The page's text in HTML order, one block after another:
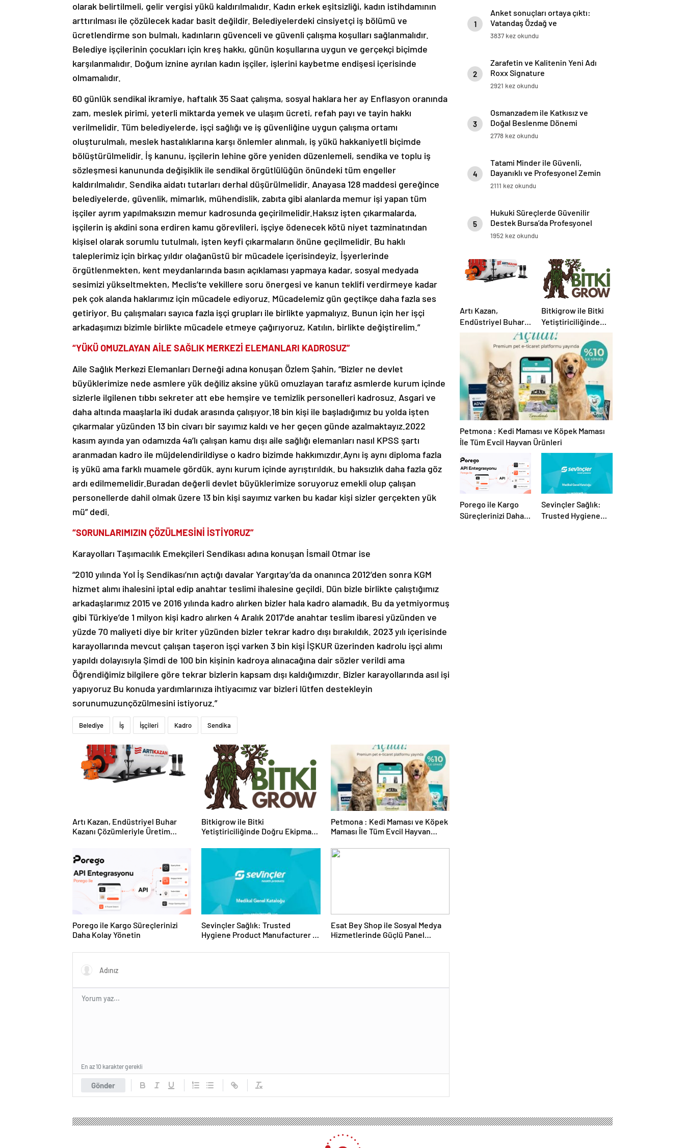
olarak belirtilmeli, gelir vergisi yükü kaldırılmalıdır. Kadın erkek eşitsizliği, kadın istihdamının
arttırılması ile çözülecek kadar basit değildir. Belediyelerdeki cinsiyetçi iş bölümü ve
ücretlendirme son bulmalı, kadınların güvenceli ve güvenli çalışma koşulları sağlanmalıdır.
Belediye işçilerinin çocukları için kreş hakkı, günün koşullarına uygun ve gerçekçi biçimde
karşılanmalıdır. Doğum iznine ayrılan kadın işçiler, işlerini kaybetme endişesi içerisinde
olmamalıdır.
60 günlük sendikal ikramiye, haftalık 35 Saat çalışma, sosyal haklara her ay Enflasyon oranında
zam, meslek pirimi, yeterli miktarda yemek ve ulaşım ücreti, refah payı ve tayin hakkı
verilmelidir. Tüm belediyelerde, işçi sağlığı ve iş güvenliğine uygun çalışma ortamı
oluşturulmalı, meslek hastalıklarına karşı önlemler alınmalı, iş yükü hakkaniyetli biçimde
bölüştürülmelidir. İş kanunu, işçilerin lehine göre yeniden düzenlemeli, sendika ve toplu iş
sözleşmesi kanununda değişiklik ile sendikal örgütlülüğün önündeki tüm engeller
kaldırılmalıdır. Sendika aidatı tutarları derhal düşürülmelidir. Anayasa 128 maddesi gereğince
belediyelerde, güvenlik, mimarlık, mühendislik, zabıta gibi alanlarda memur işi yapan tüm
işçiler ayrım yapılmaksızın memur kadrosunda geçirilmelidir.Haksız işten çıkarmalarda,
işçilerin iş akdini sona erdiren kamu görevlileri, işçiye ödenecek kötü niyet tazminatından
kişisel olarak sorumlu tutulmalı, işten keyfi çıkarmaların önüne geçilmelidir. Bu haklı
taleplerimiz için birkaç yıldır olağanüstü bir mücadele içerisindeyiz. İşyerlerinde
örgütlenmekten, kent meydanlarında basın açıklaması yapmaya kadar, sosyal medyada
sesimizi yükseltmekten, Meclis’te vekillere soru önergesi ve kanun teklifi verdirmeye kadar
pek çok alanda haklarımız için mücadele ediyoruz. Mücadelemiz gün geçtikçe daha fazla ses
getiriyor. Bu çalışmaları sayıca fazla işçi grupları ile birlikte yapmalıyız. Bunun için her işçi
arkadaşımızı bizimle birlikte mücadele etmeye çağırıyoruz, Katılın, birlikte değiştirelim.”
“YÜKÜ OMUZLAYAN AİLE SAĞLIK MERKEZİ ELEMANLARI KADROSUZ”
Aile Sağlık Merkezi Elemanları Derneği adına konuşan Özlem Şahin, “Bizler ne devlet
büyüklerimize nede asmlere yük değiliz aksine yükü omuzlayan tarafız asmlerde kurum içinde
sizlerle ilgilenen tıbbı sekreter att ebe hemşire ve temizlik personelleri kadrosuz. Asgari ve
daha altında maaşlarla iki dudak arasında çalışıyor.18 bin kişi ile başladığımız bu yolda işten
çıkarmalar yüzünden 13 bin civarı bir sayımız kaldı ve her geçen günde azalmaktayız.2022
kasım ayında yan odamızda 4a’lı çalışan kamu dışı aile sağlığı elemanları nasıl KPSS şartı
aranmadan kadro ile müjdelendirildiyse o kadro bizimde hakkımızdır.Aynı iş aynı diploma fazla
iş yükü ama farklı muamele gördük. aynı kurum içinde ayrıştırıldık. bu haksızlık daha fazla göz
ardı edilmemelidir.Buradan değerli devlet büyüklerimize soruyoruz emekli olup çalışan
personellerde dahil olmak üzere 13 bin kişi sayımız varken bu kadar kişi sizler gerçekten yük
mü” dedi.
“SORUNLARIMIZIN ÇÖZÜLMESİNİ İSTİYORUZ”
Karayolları Taşımacılık Emekçileri Sendikası adına konuşan İsmail Otmar ise
“2010 yılında Yol İş Sendikası’nın açtığı davalar Yargıtay’da da onanınca 2012’den sonra KGM
hizmet alımı ihalesini iptal edip anahtar teslimi ihalesine geçildi. Dün bizle birlikte çalıştığımız
arkadaşlarımız 2015 ve 2016 yılında kadro alırken bizler hala kadro alamadık. Bu da yetmiyormuş
gibi Türkiye’de 1 milyon kişi kadro alırken 4 Aralık 2017’de anahtar teslim ibaresi yüzünden ve
yüzde 70 maliyeti diye bir kriter yüzünden bizler tekrar kadro dışı bırakıldık. 2023 yılı içerisinde
karayollarında mevcut çalışan taşeron işçi varken 3 bin kişi İŞKUR üzerinden kadrolu işçi alımı
yapıldı dolayısıyla Şimdi de 100 bin kişinin kadroya alınacağına dair sözler verildi ama
Öğrendiğimiz bilgilere göre tekrar bizlerin kapsam dışı kaldığımızdır. Bizler karayollarında asıl işi
yapıyoruz Bu konuda yardımlarınıza ihtiyacımız var bizleri lütfen destekleyin
sorunumuzunçözülmesini istiyoruz.”
Belediye İş İşçileri Kadro Sendika
Artı Kazan, Endüstriyel Buhar
Kazanı Çözümleriyle Üretim
Bitkigrow ile Bitki
Yetiştiriciliğinde Doğru Ekipman
Petmona : Kedi Maması ve Köpek
Maması İle Tüm Evcil Hayvan
Porego ile Kargo Süreçlerinizi
Daha Kolay Yönetin
Sevinçler Sağlık: Trusted
Hygiene Product Manufacturer in
Esat Bey Shop ile Sosyal Medya
Hizmetlerinde Güçlü Panel
Gönder
En az 10 karakter gerekli
1
Anket sonuçları ortaya çıktı:
Vatandaş Özdağ ve
İmamoğlu’nun tutuklanmasını
3837 kez okundu
2
Zarafetin ve Kalitenin Yeni Adı
Roxx Signature
2921 kez okundu
3
Osmanzadem ile Katkısız ve
Doğal Beslenme Dönemi
2778 kez okundu
4
Tatami Minder ile Güvenli,
Dayanıklı ve Profesyonel Zemin
Çözümleri
2111 kez okundu
5
Hukuki Süreçlerde Güvenilir
Destek Bursa’da Profesyonel
Avukatlık Hizmeti
1952 kez okundu
Artı Kazan,
Endüstriyel Buhar
Kazanı
Çözümleriyle
Üretim Tesislerine
Verimli Sistemler
Sunuyor
Bitkigrow ile Bitki
Yetiştiriciliğinde
Doğru Ekipman ve
Ürün Seçimi
Petmona : Kedi Maması ve Köpek Maması
İle Tüm Evcil Hayvan Ürünleri
Porego ile Kargo
Süreçlerinizi Daha
Sevinçler Sağlık:
Trusted Hygiene